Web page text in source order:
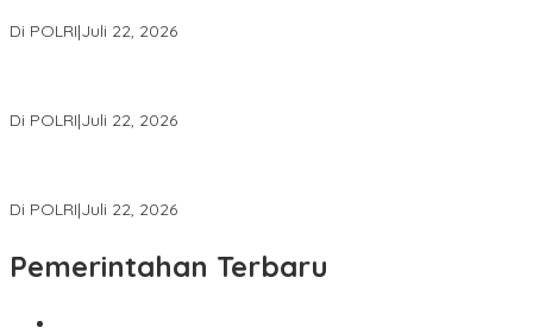
Di POLRI|Juli 22, 2026
Di POLRI|Juli 22, 2026
Di POLRI|Juli 22, 2026
Pemerintahan Terbaru